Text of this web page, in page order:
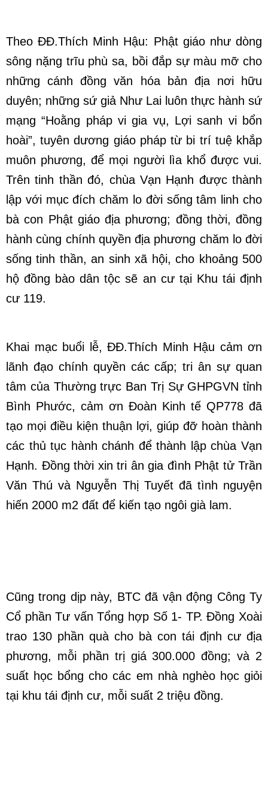
Theo ĐĐ.Thích Minh Hậu: Phật giáo như dòng
sông nặng trĩu phù sa, bồi đắp sự màu mỡ cho
những cánh đồng văn hóa bản địa nơi hữu
duyên; những sứ giả Như Lai luôn thực hành sứ
mạng “Hoằng pháp vi gia vụ, Lợi sanh vi bổn
hoài”, tuyên dương giáo pháp từ bi trí tuệ khắp
muôn phương, để mọi người lìa khổ được vui.
Trên tinh thần đó, chùa Vạn Hạnh được thành
lập với mục đích chăm lo đời sống tâm linh cho
bà con Phật giáo địa phương; đồng thời, đồng
hành cùng chính quyền địa phương chăm lo đời
sống tinh thần, an sinh xã hội, cho khoảng 500
hộ đồng bào dân tộc sẽ an cư tại Khu tái định
cư 119.
Khai mạc buổi lễ, ĐĐ.Thích Minh Hậu cảm ơn
lãnh đạo chính quyền các cấp; tri ân sự quan
tâm của Thường trực Ban Trị Sự GHPGVN tỉnh
Bình Phước, cảm ơn Đoàn Kinh tế QP778 đã
tạo mọi điều kiện thuận lợi, giúp đỡ hoàn thành
các thủ tục hành chánh để thành lập chùa Vạn
Hạnh. Đồng thời xin tri ân gia đình Phật tử Trần
Văn Thú và Nguyễn Thị Tuyết đã tình nguyện
hiến 2000 m2 đất để kiến tạo ngôi già lam.
Cũng trong dịp này, BTC đã vận động Công Ty
Cổ phần Tư vấn Tổng hợp Số 1- TP. Đồng Xoài
trao 130 phần quà cho bà con tái định cư địa
phương, mỗi phần trị giá 300.000 đồng; và 2
suất học bổng cho các em nhà nghèo học giỏi
tại khu tái định cư, mỗi suất 2 triệu đồng.